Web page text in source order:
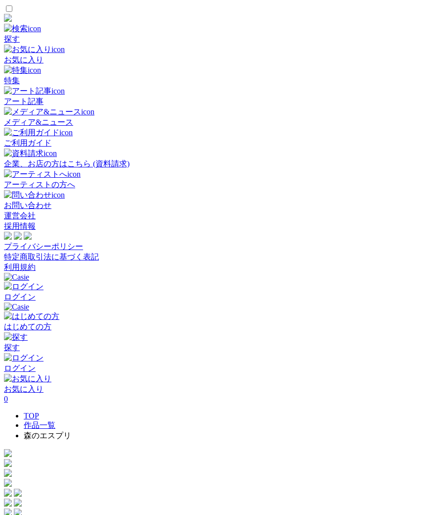
探す
お気に入り
特集
アート記事
メディア&ニュース
ご利用ガイド
企業、お店の方はこちら (資料請求)
アーティストの方へ
お問い合わせ
運営会社
採用情報
プライバシーポリシー
特定商取引法に基づく表記
利用規約
ログイン
はじめての方
探す
ログイン
お気に入り
0
TOP
作品一覧
森のエスプリ